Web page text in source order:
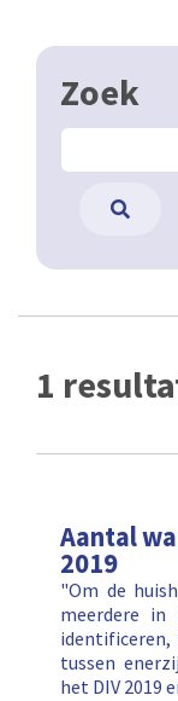
Zoek
1
Aantal
2019
"Om de
meerdere in
identificeren,
tussen
het DIV 2019